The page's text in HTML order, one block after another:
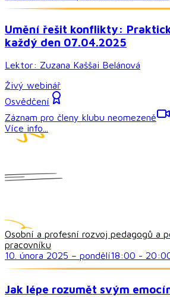
Umění řešit konflikty:
každý den 07.04.2025
Lektor: Zuzana Kaššai Belánová
Živý webinář
Osvědčení
Záznam pro členy klubu neomezeně
Více info...
Osobní a profesní rozvoj pedagogů a
pracovníku
10. února 2025 – pondělí18:00 -
Jak lépe rozumět svým